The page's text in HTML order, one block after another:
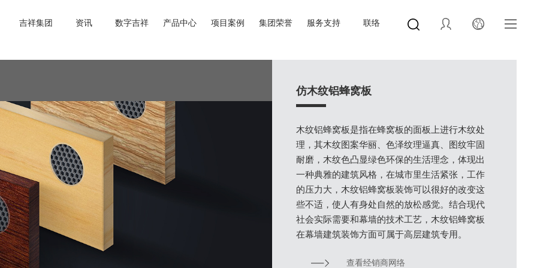
吉祥集团 资讯 数字吉祥 产品中心 项目案例 集团荣誉 服务支持 联络
仿木纹铝蜂窝板
木纹铝蜂窝板是指在蜂窝板的面板上进行木纹处
理，其木纹图案华丽、色泽纹理逼真、图纹牢固
耐磨，木纹色凸显绿色环保的生活理念，体现出
一种典雅的建筑风格，在城市里生活紧张，工作
的压力大，木纹铝蜂窝板装饰可以很好的改变这
些不适，使人有身处自然的放松感觉。结合现代
社会实际需要和幕墙的技术工艺，木纹铝蜂窝板
在幕墙建筑装饰方面可属于高层建筑专用。
查看经销商网络